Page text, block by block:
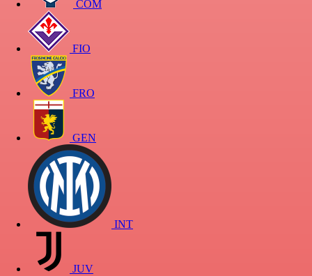
COM
FIO
FRO
GEN
INT
JUV